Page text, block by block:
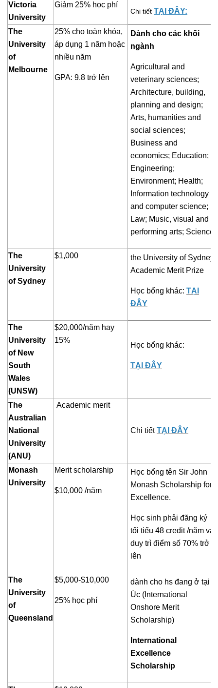
Victoria
University
Giảm 25% học phí
Chi tiết TẠI ĐÂY:
The
University
of
Melbourne
25% cho toàn khóa,
áp dụng 1 năm hoặc
nhiều năm
GPA: 9.8 trở lên
Dành cho các khối
ngành
Agricultural and
veterinary sciences;
Architecture, building,
planning and design;
Arts, humanities and
social sciences;
Business and
economics; Education;
Engineering;
Environment; Health;
Information technology
and computer science;
Law; Music, visual and
performing arts; Science
The
University
of Sydney
$1,000
the University of Sydney
Academic Merit Prize
Học bổng khác: TẠI
ĐÂY
The
University
of New
South
Wales
(UNSW)
$20,000/năm hay
15%
Học bổng khác:
TẠI ĐÂY
The
Australian
National
University
(ANU)
Academic merit
Chi tiếtTẠI ĐÂY
Monash
University
Merit scholarship
$10,000 /năm
Học bổng tên Sir John
Monash Scholarship for
Excellence.
Học sinh phải đăng ký
tối tiểu 48 credit /năm và
duy trì điểm số 70% trở
lên
The
University
of
Queensland
$5,000-$10,000
25% học phí
dành cho hs đang ở tại
Úc (International
Onshore Merit
Scholarship)
International
Excellence
Scholarship